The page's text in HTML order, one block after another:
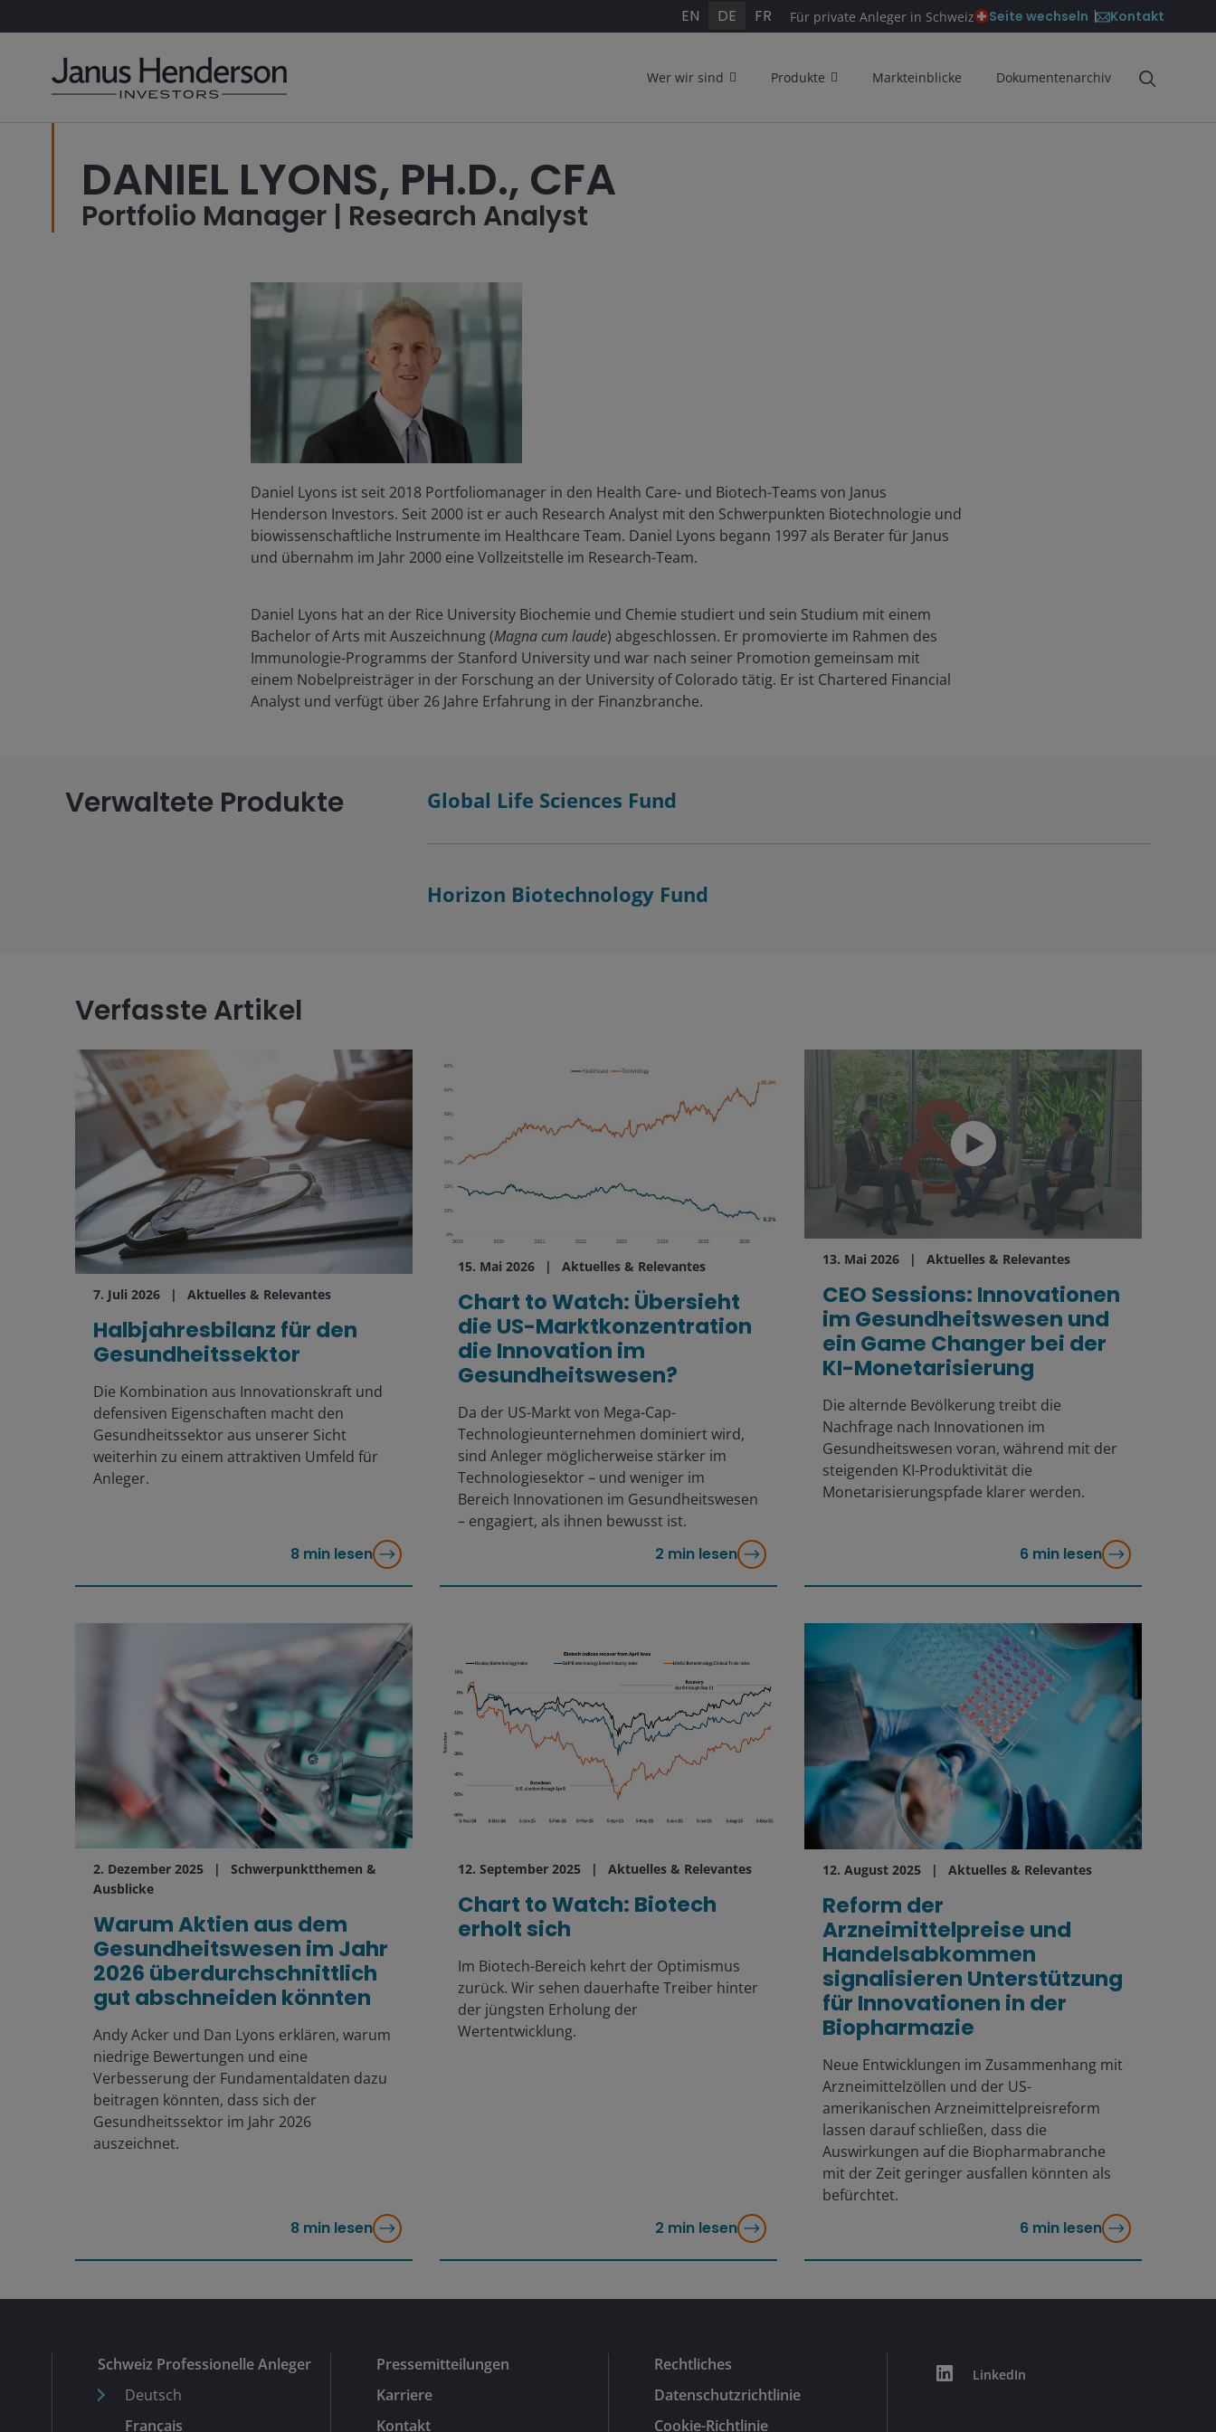
EN DE FR Für private Anleger in Schweiz Seite wechseln Kontakt
Wer wir sind Produkte Markteinblicke Dokumentenarchiv
DANIEL LYONS, PH.D., CFA
Portfolio Manager | Research Analyst
Daniel Lyons ist seit 2018 Portfoliomanager in den Health Care- und Biotech-Teams von Janus
Henderson Investors. Seit 2000 ist er auch Research Analyst mit den Schwerpunkten Biotechnologie und
biowissenschaftliche Instrumente im Healthcare Team. Daniel Lyons begann 1997 als Berater für Janus
und übernahm im Jahr 2000 eine Vollzeitstelle im Research-Team.
Daniel Lyons hat an der Rice University Biochemie und Chemie studiert und sein Studium mit einem
Bachelor of Arts mit Auszeichnung (Magna cum laude) abgeschlossen. Er promovierte im Rahmen des
Immunologie-Programms der Stanford University und war nach seiner Promotion gemeinsam mit
einem Nobelpreisträger in der Forschung an der University of Colorado tätig. Er ist Chartered Financial
Analyst und verfügt über 26 Jahre Erfahrung in der Finanzbranche.
Verwaltete Produkte Global Life Sciences Fund
Horizon Biotechnology Fund
Verfasste Artikel
7. Juli 2026 Aktuelles & Relevantes
Halbjahresbilanz für den
Gesundheitssektor
Die Kombination aus Innovationskraft und
defensiven Eigenschaften macht den
Gesundheitssektor aus unserer Sicht
weiterhin zu einem attraktiven Umfeld für
Anleger.
8 min lesen
15. Mai 2026 Aktuelles & Relevantes
Chart to Watch: Übersieht
die US-Marktkonzentration
die Innovation im
Gesundheitswesen?
Da der US-Markt von Mega-Cap-
Technologieunternehmen dominiert wird,
sind Anleger möglicherweise stärker im
Technologiesektor – und weniger im
Bereich Innovationen im Gesundheitswesen
– engagiert, als ihnen bewusst ist.
2 min lesen
13. Mai 2026 Aktuelles & Relevantes
CEO Sessions: Innovationen
im Gesundheitswesen und
ein Game Changer bei der
KI-Monetarisierung
Die alternde Bevölkerung treibt die
Nachfrage nach Innovationen im
Gesundheitswesen voran, während mit der
steigenden KI-Produktivität die
Monetarisierungspfade klarer werden.
6 min lesen
2. Dezember 2025
Schwerpunktthemen &
Ausblicke
Warum Aktien aus dem
Gesundheitswesen im Jahr
2026 überdurchschnittlich
gut abschneiden könnten
Andy Acker und Dan Lyons erklären, warum
niedrige Bewertungen und eine
Verbesserung der Fundamentaldaten dazu
beitragen könnten, dass sich der
Gesundheitssektor im Jahr 2026
auszeichnet.
8 min lesen
12. September 2025 Aktuelles & Relevantes
Chart to Watch: Biotech
erholt sich
Im Biotech-Bereich kehrt der Optimismus
zurück. Wir sehen dauerhafte Treiber hinter
der jüngsten Erholung der
Wertentwicklung.
2 min lesen
12. August 2025 Aktuelles & Relevantes
Reform der
Arzneimittelpreise und
Handelsabkommen
signalisieren Unterstützung
für Innovationen in der
Biopharmazie
Neue Entwicklungen im Zusammenhang mit
Arzneimittelzöllen und der US-
amerikanischen Arzneimittelpreisreform
lassen darauf schließen, dass die
Auswirkungen auf die Biopharmabranche
mit der Zeit geringer ausfallen könnten als
befürchtet.
6 min lesen
Schweiz Professionelle Anleger
Deutsch
Français
Pressemitteilungen
Karriere
Kontakt
Rechtliches
Datenschutzrichtlinie
Cookie-Richtlinie
LinkedIn